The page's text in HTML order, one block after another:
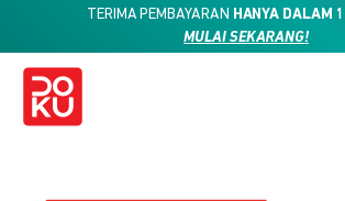
TERIMA PEMBAYARAN HANYA DALAM
MULAI SEKARANG!